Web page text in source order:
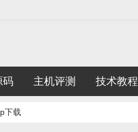
码 主机评测 技术教程
下载